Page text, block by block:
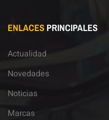
ENLACES PRINCIPALES
Actualidad
Novedades
Noticias
Marcas